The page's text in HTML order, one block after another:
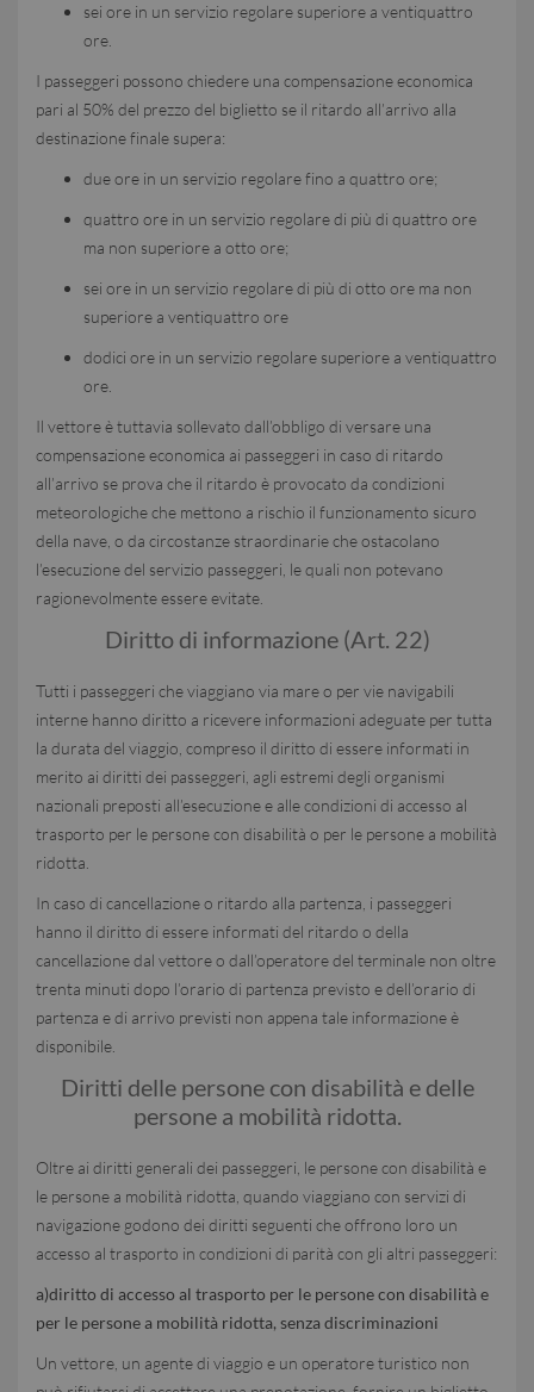
sei ore in un servizio regolare superiore a ventiquattro
ore.
I passeggeri possono chiedere una compensazione economica
pari al 50% del prezzo del biglietto se il ritardo all’arrivo alla
destinazione finale supera:
due ore in un servizio regolare fino a quattro ore;
quattro ore in un servizio regolare di più di quattro ore
ma non superiore a otto ore;
sei ore in un servizio regolare di più di otto ore ma non
superiore a ventiquattro ore
dodici ore in un servizio regolare superiore a ventiquattro
ore.
Il vettore è tuttavia sollevato dall’obbligo di versare una
compensazione economica ai passeggeri in caso di ritardo
all’arrivo se prova che il ritardo è provocato da condizioni
meteorologiche che mettono a rischio il funzionamento sicuro
della nave, o da circostanze straordinarie che ostacolano
l’esecuzione del servizio passeggeri, le quali non potevano
ragionevolmente essere evitate.
Diritto di informazione (Art. 22)
Tutti i passeggeri che viaggiano via mare o per vie navigabili
interne hanno diritto a ricevere informazioni adeguate per tutta
la durata del viaggio, compreso il diritto di essere informati in
merito ai diritti dei passeggeri, agli estremi degli organismi
nazionali preposti all’esecuzione e alle condizioni di accesso al
trasporto per le persone con disabilità o per le persone a mobilità
ridotta.
In caso di cancellazione o ritardo alla partenza, i passeggeri
hanno il diritto di essere informati del ritardo o della
cancellazione dal vettore o dall’operatore del terminale non oltre
trenta minuti dopo l’orario di partenza previsto e dell’orario di
partenza e di arrivo previsti non appena tale informazione è
disponibile.
Diritti delle persone con disabilità e delle
persone a mobilità ridotta.
Oltre ai diritti generali dei passeggeri, le persone con disabilità e
le persone a mobilità ridotta, quando viaggiano con servizi di
navigazione godono dei diritti seguenti che offrono loro un
accesso al trasporto in condizioni di parità con gli altri passeggeri:
a)diritto di accesso al trasporto per le persone con disabilità e
per le persone a mobilità ridotta, senza discriminazioni
Un vettore, un agente di viaggio e un operatore turistico non